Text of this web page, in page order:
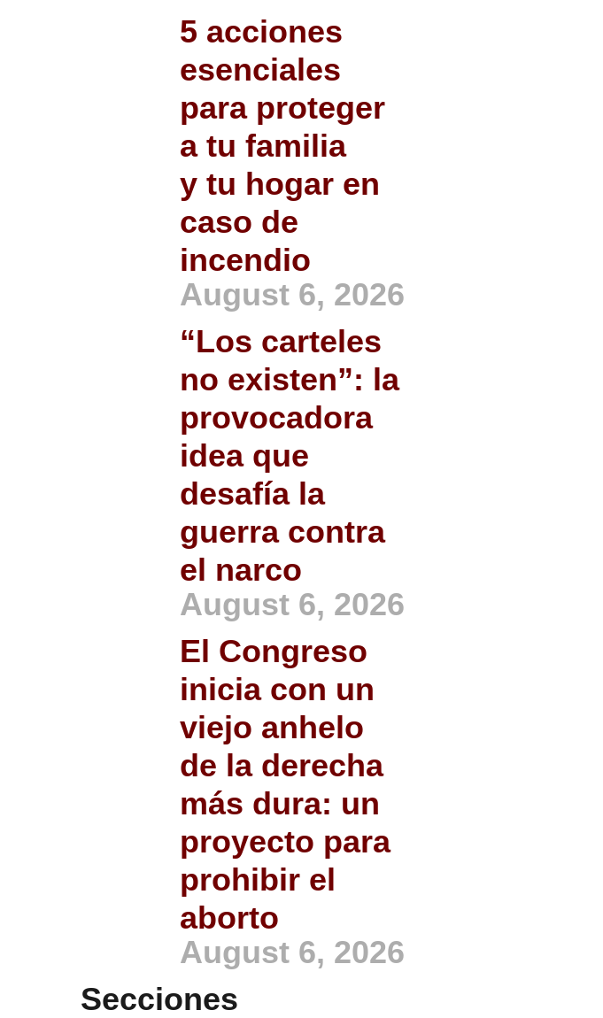
5 acciones
esenciales
para proteger
a tu familia
y tu hogar en
caso de
incendio
August 6, 2026
“Los carteles
no existen”: la
provocadora
idea que
desafía la
guerra contra
el narco
August 6, 2026
El Congreso
inicia con un
viejo anhelo
de la derecha
más dura: un
proyecto para
prohibir el
aborto
August 6, 2026
Secciones